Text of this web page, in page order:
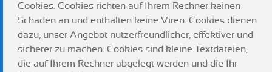
Cookies. Cookies richten auf Ihrem Rechner keinen
Schaden an und enthalten keine Viren. Cookies dienen
dazu, unser Angebot nutzerfreundlicher, effektiver und
sicherer zu machen. Cookies sind kleine Textdateien,
die auf Ihrem Rechner abgelegt werden und die Ihr